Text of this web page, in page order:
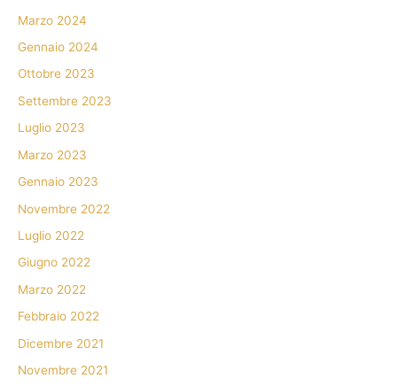
Marzo 2024
Gennaio 2024
Ottobre 2023
Settembre 2023
Luglio 2023
Marzo 2023
Gennaio 2023
Novembre 2022
Luglio 2022
Giugno 2022
Marzo 2022
Febbraio 2022
Dicembre 2021
Novembre 2021